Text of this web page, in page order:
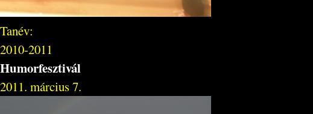
Tanév:
2010-2011
Humorfesztivál
2011. március 7.